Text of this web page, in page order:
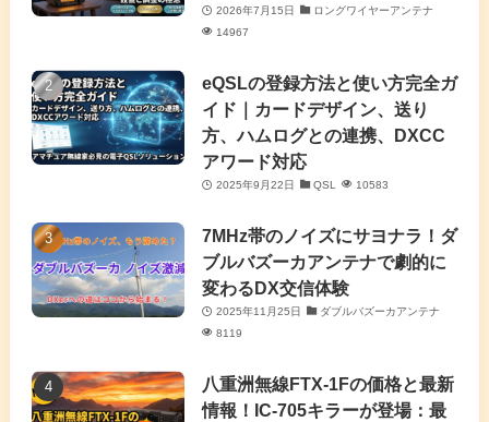
(4)
(2)
(5)
(11)
2026年7月15日
ロングワイヤーアンテナ
14967
eQSLの登録方法と使い方完全ガ
イド｜カードデザイン、送り
方、ハムログとの連携、DXCC
アワード対応
2025年9月22日 QSL 10583
7MHz帯のノイズにサヨナラ！ダ
ブルバズーカアンテナで劇的に
変わるDX交信体験
2025年11月25日
ダブルバズーカアンテナ
8119
八重洲無線FTX-1Fの価格と最新
情報！IC-705キラーが登場：最